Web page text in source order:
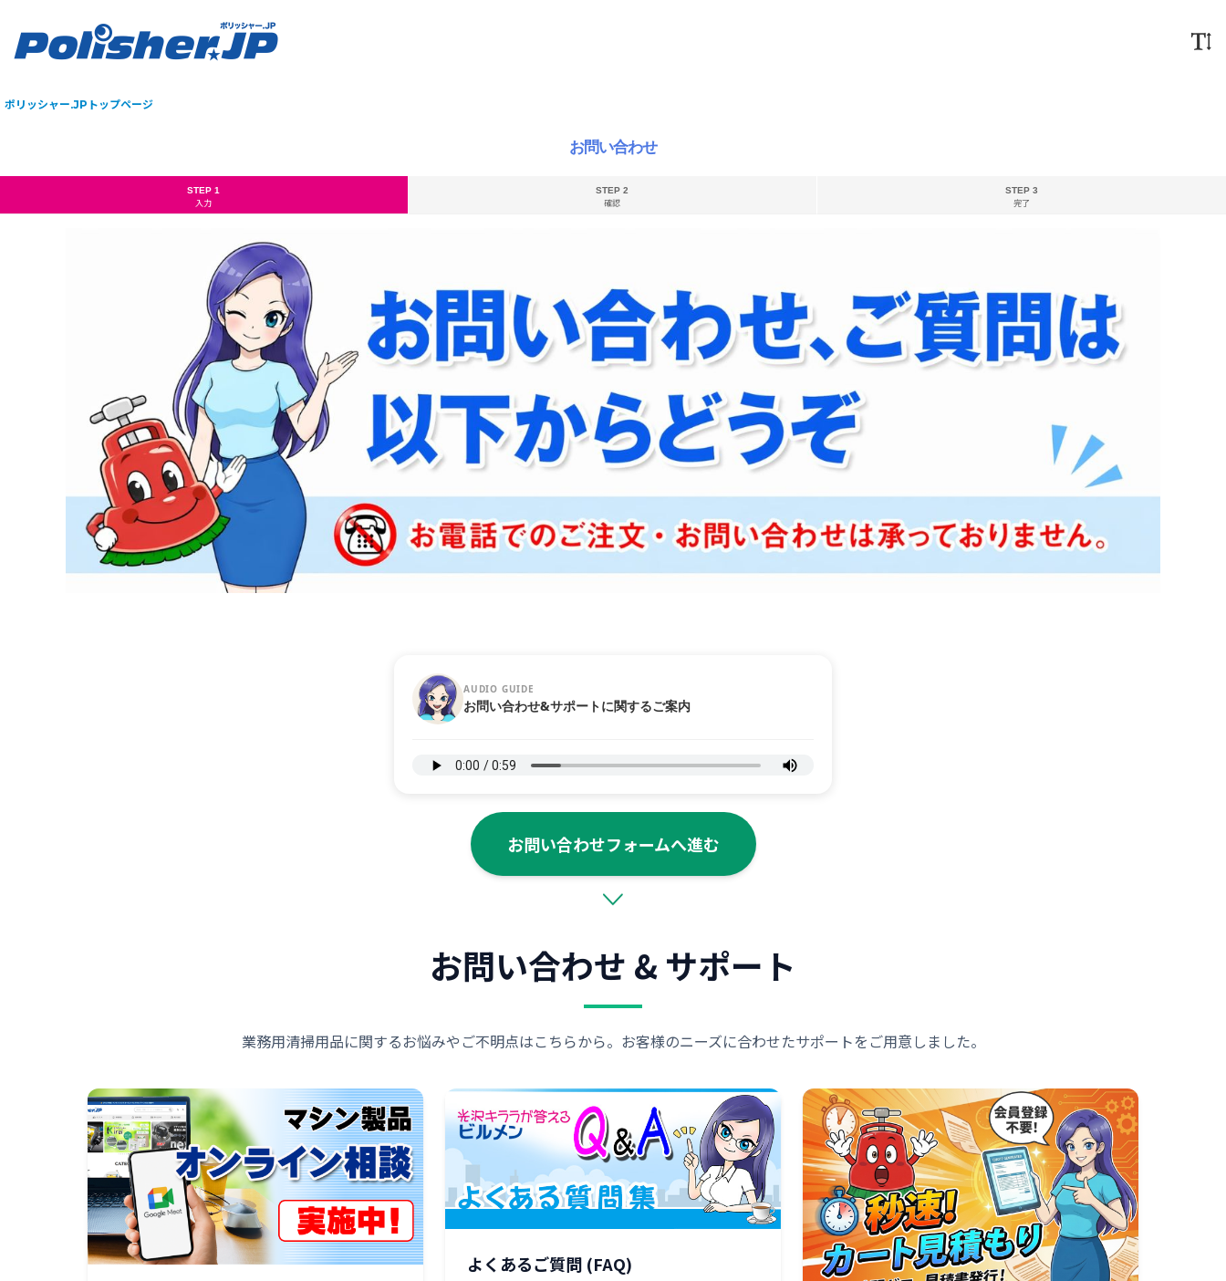
ポリッシャー.JPトップページ
お問い合わせ
STEP 1
入力
STEP 2
確認
STEP 3
完了
AUDIO GUIDE
お問い合わせ&サポートに関するご案内
お問い合わせフォームへ進む
お問い合わせ & サポート
業務用清掃用品に関するお悩みやご不明点はこちらから。お客様のニーズに合わせたサポートをご用意しました。
よくあるご質問 (FAQ)